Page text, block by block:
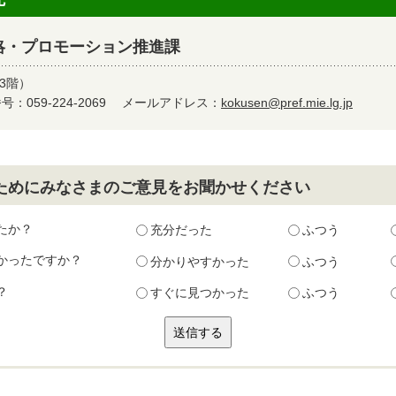
プロモーション推進課
）
：059-224-2069
メールアドレス： kokusen@pref.mie.lg.jp
にみなさまのご意見をお聞かせください
か？ 充分だった ふつう
ったですか？ 分かりやすかった ふつう
すぐに見つかった ふつう